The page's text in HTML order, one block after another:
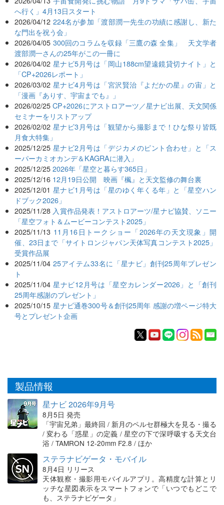
へ行く」4月13日スタート
2026/04/12 224名が参加「渡部潤一先生の功績に感謝し、新た
な門出を祝う会」
2026/04/05 300回のコラムを収録「三鷹の森 全集」 天文学者
渡部潤一さんの25年がこの一冊に
2026/04/02 星ナビ5月号は「岡山188cm望遠鏡貸切ナイト」と
「CP+2026レポート」
2026/03/02 星ナビ4月号は「宮沢賢治『よだかの星』の宙」と
「漫画『ありす、宇宙までも』」
2026/02/25 CP+2026にアストロアーツ／星ナビ出展、天文関係
セミナーをリストアップ
2026/02/02 星ナビ3月号は「観望から撮影まで！ひな祭り皆既
月食大特集」
2025/12/25 星ナビ2月号は「デジカメのピント合わせ」と「ス
ーパーカミオカンデ＆KAGRAに潜入」
2025/12/25 2026年「星空と暮らす365日」
2025/12/16 12月19日公開 映画『楓』と天文監修の舞台裏
2025/12/01 星ナビ1月号は「星のゆく年くる年」と「星空ハン
ドブック2026」
2025/11/28 入賞作品発表！アストロアーツ/星ナビ協賛、ソニー
「星空フォト＆ムービーコンテスト2025」
2025/11/13 11月16日トークショー「2026年の天文現象」開
催、23日まで「サイトロンジャパン天体写真コンテスト2025」
受賞作品展
2025/11/04 25アイテム33名に「星ナビ」創刊25周年プレゼン
ト
2025/11/04 星ナビ12月号は「星空カレンダー2026」と「創刊
25周年感謝のプレゼント」
2025/10/15 星ナビ通巻300号＆創刊25周年 感謝の増ページ特大
号とプレゼント企画
製品情報
星ナビ 2026年9月号
8月5日 発売
「宇宙兄弟」最終回 / 新月のペルセ群極大を見る・撮る
/ 変わる「惑星」の定義 / 星空の下で深呼吸する天文台
浴 / TAMRON 12-20mm F2.8 / ほか
ステラナビゲータ・モバイル
8月4日 リリース
天体観察・撮影用モバイルアプリ。高精度な計算とリ
ッチな星図表示をスマートフォンで「いつでもどこで
も、ステラナビゲータ」